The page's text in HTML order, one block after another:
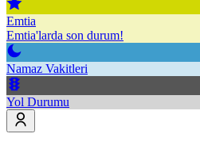
Emtia
Emtia'larda son durum!
Namaz Vakitleri
Yol Durumu